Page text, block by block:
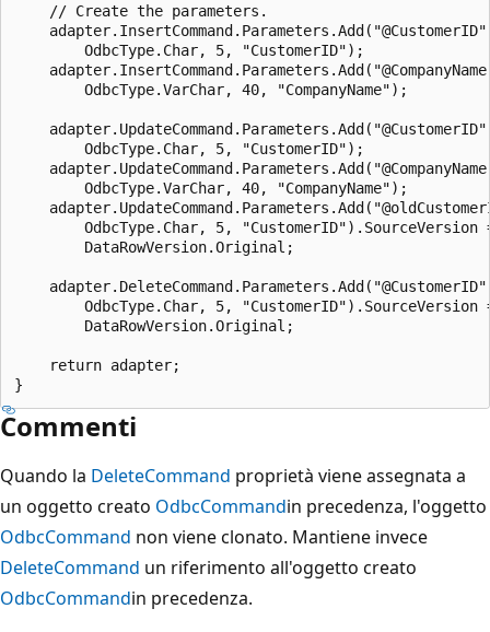
    // Create the parameters.
        OdbcType.Char, 5, "CustomerID");
        OdbcType.VarChar, 40, "CompanyName");
        OdbcType.Char, 5, "CustomerID");
        OdbcType.VarChar, 40, "CompanyName");
OdbcType.Char, 5, "CustomerID").SourceVersion
        DataRowVersion.Original;
OdbcType.Char, 5, "CustomerID").SourceVersion
        DataRowVersion.Original;
    return adapter;
Commenti
Quando la DeleteCommand proprietà viene assegnata a
un oggetto creato OdbcCommandin precedenza, l'oggetto
OdbcCommand non viene clonato. Mantiene invece
DeleteCommand un riferimento all'oggetto creato
OdbcCommandin precedenza.